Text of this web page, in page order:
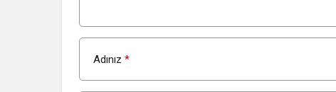
Adınız *